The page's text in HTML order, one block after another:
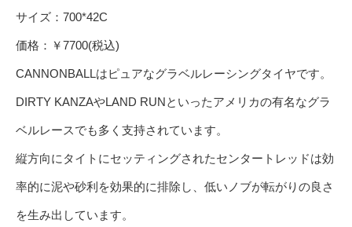
サイズ：700*42C
価格：￥7700(税込)
CANNONBALLはピュアなグラベルレーシングタイヤです。
DIRTY KANZAやLAND RUNといったアメリカの有名なグラ
ベルレースでも多く支持されています。
縦方向にタイトにセッティングされたセンタートレッドは効
率的に泥や砂利を効果的に排除し、低いノブが転がりの良さ
を生み出しています。